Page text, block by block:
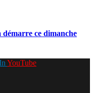
ce dimanche
YouTube